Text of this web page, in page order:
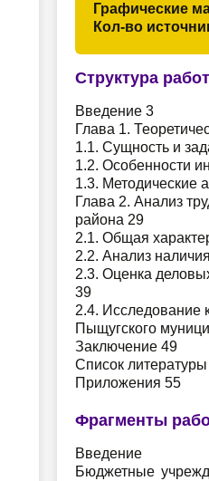
Графические
Кол-во
Структура
Введение 3
Глава 1.
1.1. Сущность и
1.2. Особенности
1.3. Методические
Глава 2. Анализ
района 29
2.1. Общая
2.2. Анализ
2.3. Оценка
39
2.4. Исследование
Пыщугского
Заключение 49
Список
Приложения 55
Фрагменты
Введение
Бюджетные